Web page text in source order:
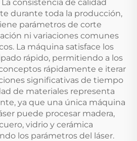
consistencia de calidad
durante toda la producción,
parámetros de corte
ni variaciones comunes
La máquina satisface los
rápido, permitiendo a los
rápidamente e iterar
significativas de tiempo
de materiales representa
ya que una única máquina
puede procesar madera,
vidrio y cerámica
los parámetros del láser.